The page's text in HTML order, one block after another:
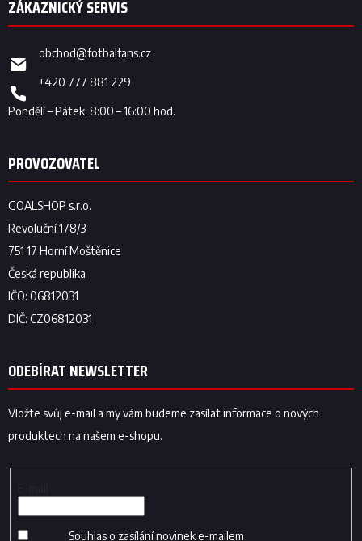
obchod@fotbalfans.cz
+420 777 881 229
ODEBÍRAT NEWSLETTER
Vložte svůj e-mail a my vám budeme zasílat informace o nových
produktech na našem e-shopu.
Souhlas o zasílání novinek e-mailem